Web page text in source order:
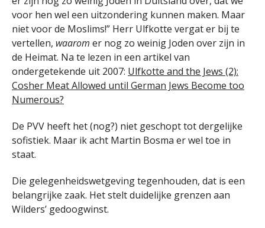
voor hen wel een uitzondering kunnen maken. Maar
niet voor de Moslims!” Herr Ulfkotte vergat er bij te
vertellen, waarom er nog zo weinig Joden over zijn in
de Heimat. Na te lezen in een artikel van
ondergetekende uit 2007: Ulfkotte and the Jews (2):
Cosher Meat Allowed until German Jews Become too
Numerous?
De PVV heeft het (nog?) niet geschopt tot dergelijke
sofistiek. Maar ik acht Martin Bosma er wel toe in
staat.
Die gelegenheidswetgeving tegenhouden, dat is een
belangrijke zaak. Het stelt duidelijke grenzen aan
Wilders’ gedoogwinst.